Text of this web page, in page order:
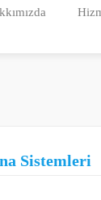
Sistemleri